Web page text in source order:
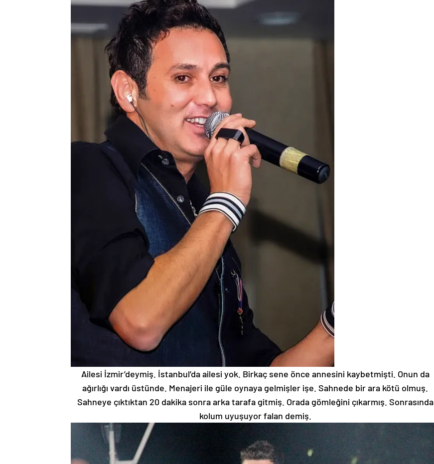
Ailesi İzmir’deymiş. İstanbul’da ailesi yok. Birkaç sene önce annesini kaybetmişti. Onun da
ağırlığı vardı üstünde. Menajeri ile güle oynaya gelmişler işe. Sahnede bir ara kötü olmuş.
Sahneye çıktıktan 20 dakika sonra arka tarafa gitmiş. Orada gömleğini çıkarmış. Sonrasında
kolum uyuşuyor falan demiş.